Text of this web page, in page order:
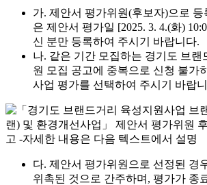
가. 제안서 평가위원(후보자)으로
은 제안서 평가일 [2025. 3. 4.(화)
신 분만 등록하여 주시기 바랍니다.
나. 같은 기간 모집하는 경기도 브랜
원 모집 공고에 중복으로 신청 불가
사업 평가를 선택하여 주시기 바랍
다. 제안서 평가위원으로 선정된 경
위촉된 것으로 간주하며, 평가가 종